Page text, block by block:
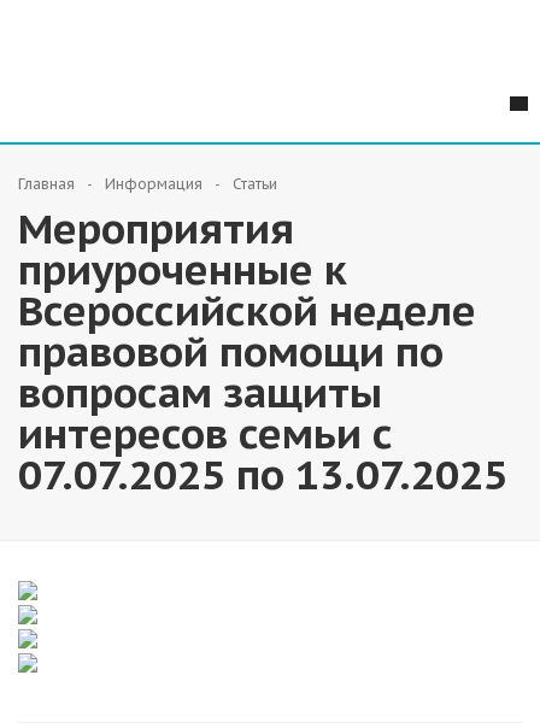
Главная Информация Статьи
Мероприятия
приуроченные к
Всероссийской неделе
правовой помощи по
вопросам защиты
интересов семьи с
07.07.2025 по 13.07.2025